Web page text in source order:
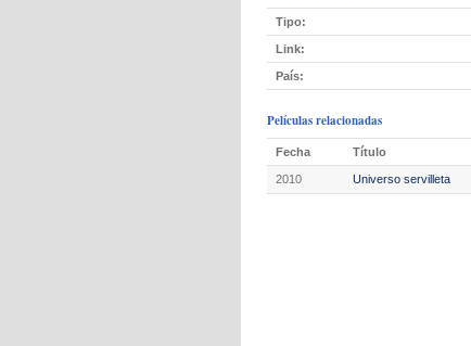
Tipo:
Link:
País:
Películas relacionadas
Fecha Título
2010 Universo servilleta